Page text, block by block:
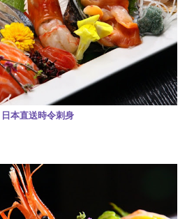
日本直送時令刺身